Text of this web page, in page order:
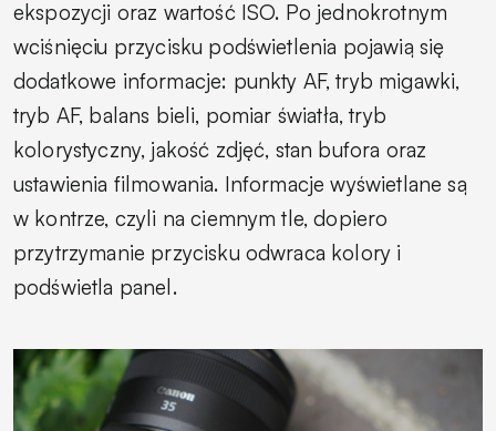
ekspozycji oraz wartość ISO. Po jednokrotnym
wciśnięciu przycisku podświetlenia pojawią się
dodatkowe informacje: punkty AF, tryb migawki,
tryb AF, balans bieli, pomiar światła, tryb
kolorystyczny, jakość zdjęć, stan bufora oraz
ustawienia filmowania. Informacje wyświetlane są
w kontrze, czyli na ciemnym tle, dopiero
przytrzymanie przycisku odwraca kolory i
podświetla panel.